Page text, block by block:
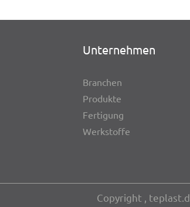
Unter­neh­men
Bran­chen
Produkte
Ferti­gung
Werk­stoffe
Copy­right ,